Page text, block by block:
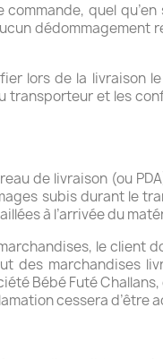
commande, quel
lors de la livraison
transporteur et les
de livraison (ou
subis durant le
à l’arrivée du
le client
des marchandises
Bébé Futé
cessera d’être